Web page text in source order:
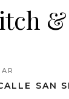
SAN